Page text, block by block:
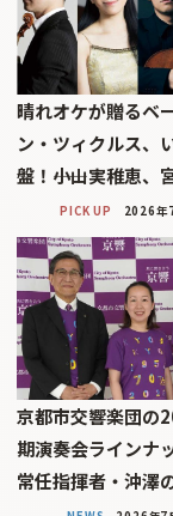
晴れオケが贈るベ
ン・ツィクルス、
盤！――小山実稚恵
PICK UP 2026年
京都市交響楽団の
期演奏会ラインナッ
常任指揮者・沖澤